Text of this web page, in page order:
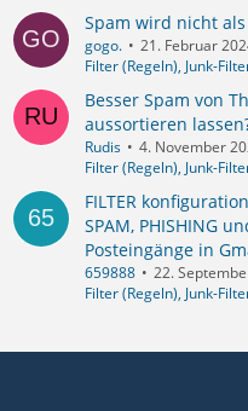
Spam wird nicht
gogo.
21. Februar
Filter (Regeln), Junk-
Besser Spam von
aussortieren
Rudis
4. November
Filter (Regeln), Junk-
FILTER
SPAM, PHISHING
Posteingänge in
659888
22.
Filter (Regeln), Junk-